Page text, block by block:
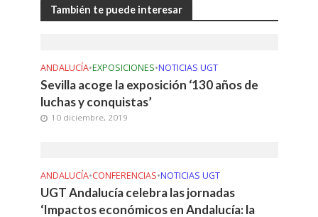
También te puede interesar
ANDALUCÍA•EXPOSICIONES•NOTICIAS UGT
Sevilla acoge la exposición ‘130 años de
luchas y conquistas’
10 diciembre, 2019
ANDALUCÍA•CONFERENCIAS•NOTICIAS UGT
UGT Andalucía celebra las jornadas
‘Impactos económicos en Andalucía: la